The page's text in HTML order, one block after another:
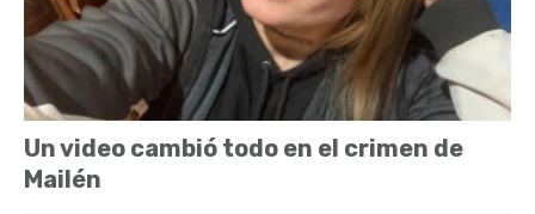
Un video cambió todo en el crimen de
Mailén